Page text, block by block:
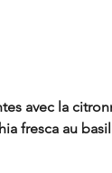
avec la
fresca au